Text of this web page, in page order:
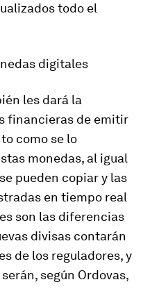
todo el
digitales
les dará la
financieras de emitir
como se lo
monedas, al igual
pueden copiar y las
en tiempo real
son las diferencias
divisas contarán
de los reguladores, y
según Ordovas,